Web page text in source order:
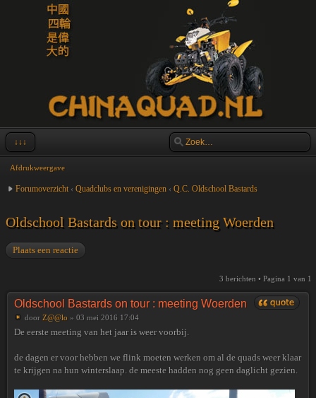
↓↓↓
Afdrukweergave
Forumoverzicht ‹ Quadclubs en verenigingen ‹ Q.C. Oldschool Bastards
Oldschool Bastards on tour : meeting Woerden
Plaats een reactie
3 berichten • Pagina 1 van 1
Oldschool Bastards on tour : meeting Woerden
door Z@@lo » 03 mei 2016 17:04
De eerste meeting van het jaar is weer voorbij.
de dagen er voor hebben we flink moeten werken om al de quads weer klaar
te krijgen na hun winterslaap. de meeste hadden nog geen daglicht gezien.